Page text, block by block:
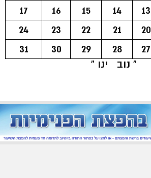
13
14
15
16
17
20
21
22
23
24
27
28
29
30
31
« נוב
ינו »